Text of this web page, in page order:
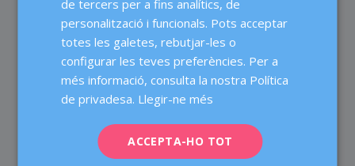
sigui més alta perquè moltes vegades ocorren fins i
tot abans de saber que hi ha un embaràs.En la
majoria dels casos la causa és d’origen embrionari.
L’embrió no es desenvolupa correctament o no és
viable, per tant, l’embaràs no progressa i el cos
finalitza el procés de manera natural. Per això els
més importància. Però, què ocorre quan es produeix
més d’una vegada?,...
DEUTSCH
de tercers per a fins analítics, de
personalització i funcionals. Pots acceptar
totes les galetes, rebutjar-les o
configurar les teves preferències. Per a
més informació, consulta la nostra Política
de privadesa. Llegir-ne més
ACCEPTA-HO TOT